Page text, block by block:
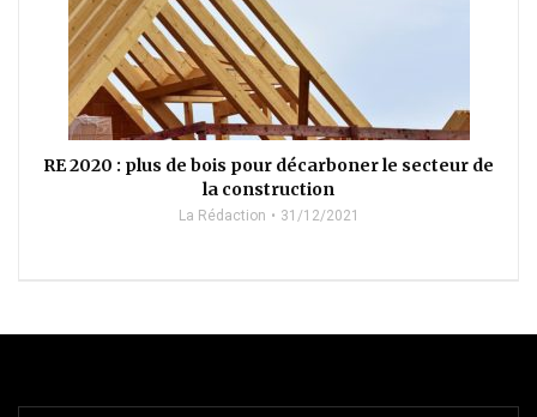
RE 2020 : plus de bois pour décarboner le secteur de
la construction
La Rédaction 31/12/2021